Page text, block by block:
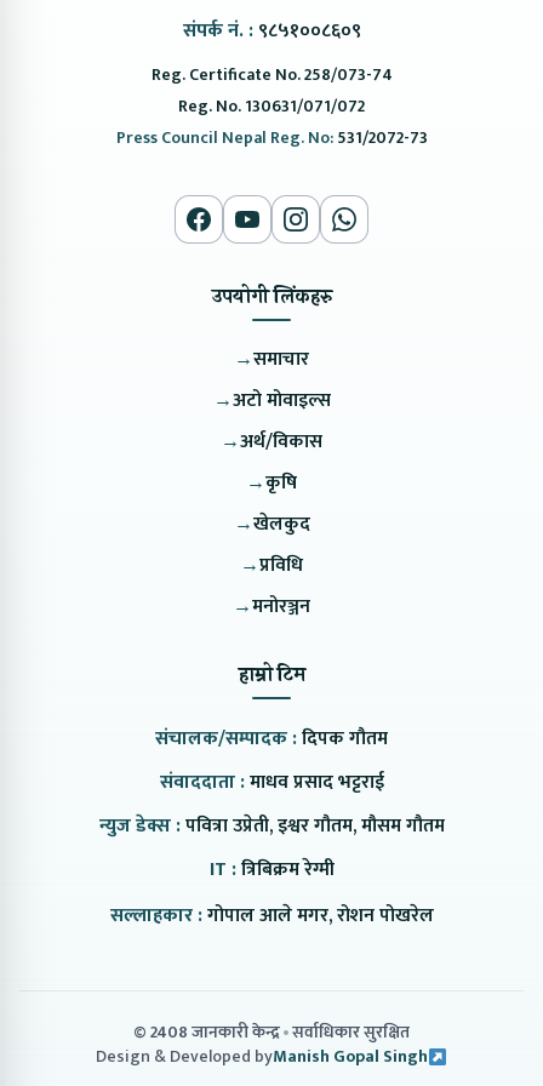
संपर्क नं. : ९८५१००८६०९
Reg. Certificate No. 258/073-74
Reg. No. 130631/071/072
Press Council Nepal Reg. No:531/2072-73
उपयोगी लिंकहरु
→समाचार
→अटो मोवाइल्स
→अर्थ/विकास
→कृषि
→खेलकुद
→प्रविधि
→मनोरञ्जन
हाम्रो टिम
संचालक/सम्पादक :दिपक गौतम
संवाददाता :माधव प्रसाद भट्टराई
न्युज डेक्स :पवित्रा उप्रेती, इश्वर गौतम, मौसम गौतम
IT :त्रिबिक्रम रेग्मी
सल्लाहकार :गोपाल आले मगर, रोशन पोखरेल
© 2408 जानकारी केन्द्र सर्वाधिकार सुरक्षित
Design & Developed byManish Gopal Singh